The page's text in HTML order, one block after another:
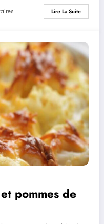
Lire La Suite
pommes de